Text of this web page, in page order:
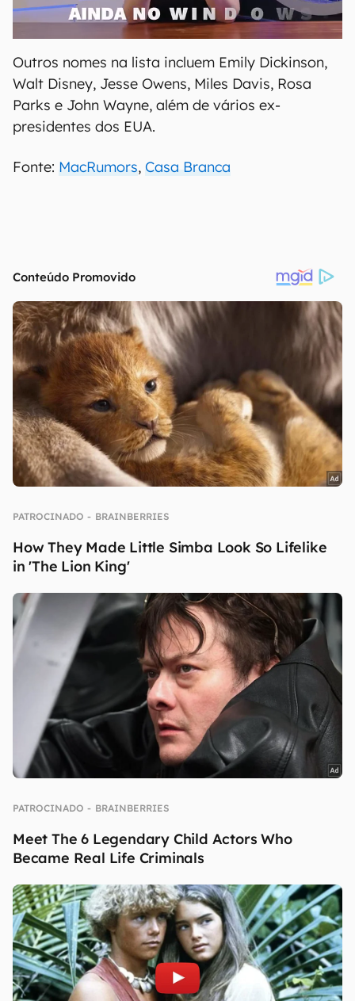
Outros nomes na lista incluem Emily Dickinson,
Walt Disney, Jesse Owens, Miles Davis, Rosa
Parks e John Wayne, além de vários ex-
presidentes dos EUA.
Fonte: MacRumors, Casa Branca